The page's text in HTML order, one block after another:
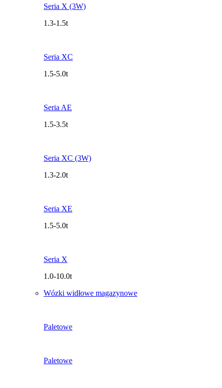
Seria X (3W)
1.3-1.5t
Seria XC
1.5-5.0t
Seria AE
1.5-3.5t
Seria XC (3W)
1.3-2.0t
Seria XE
1.5-5.0t
Seria X
1.0-10.0t
Wózki widłowe magazynowe
Paletowe
Paletowe